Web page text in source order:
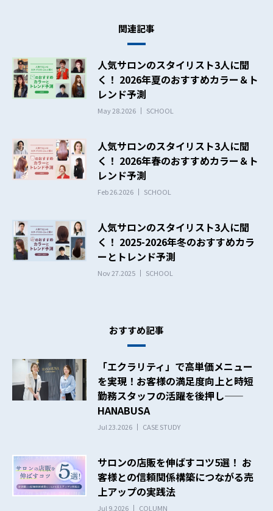
関連記事
人気サロンのスタイリスト3人に聞
く！ 2026年夏のおすすめカラー＆ト
レンド予測
May 28.2026 SCHOOL
人気サロンのスタイリスト3人に聞
く！ 2026年春のおすすめカラー＆ト
レンド予測
Feb 26.2026 SCHOOL
人気サロンのスタイリスト3人に聞
く！ 2025-2026年冬のおすすめカラ
ーとトレンド予測
Nov 27.2025 SCHOOL
おすすめ記事
「エクラリティ」で高単価メニュー
を実現！お客様の満足度向上と時短
勤務スタッフの活躍を後押し——
HANABUSA
Jul 23.2026 CASE STUDY
サロンの店販を伸ばすコツ5選！ お
客様との信頼関係構築につながる売
上アップの実践法
Jul 9.2026 COLUMN